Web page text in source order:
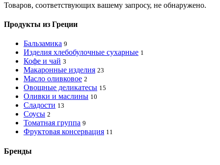
Товаров, соответствующих вашему запросу, не обнаружено.
Продукты из Греции
Бальзамика 9
Изделия хлебобулочные сухарные 1
Кофе и чай 3
Макаронные изделия 23
Масло оливковое 2
Овощные деликатесы 15
Оливки и маслины 10
Сладости 13
Соусы 2
Томатная группа 9
Фруктовая консервация 11
Бренды